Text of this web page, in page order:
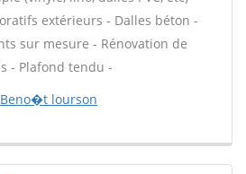
extérieurs - Dalles béton -
sur mesure - Rénovation de
- Plafond tendu -
Beno�t lourson